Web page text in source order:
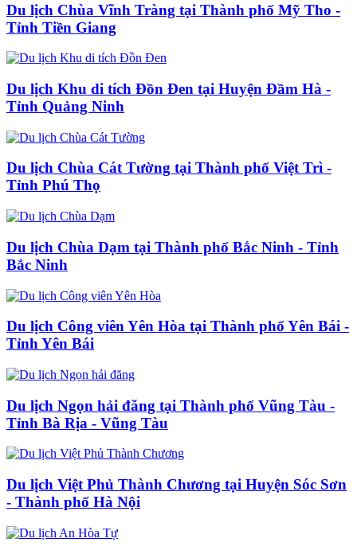
Du lịch Chùa Vĩnh Tràng tại Thành phố Mỹ Tho -
Tỉnh Tiền Giang
Du lịch Khu di tích Đồn Đen tại Huyện Đầm Hà -
Tỉnh Quảng Ninh
Du lịch Chùa Cát Tường tại Thành phố Việt Trì -
Tỉnh Phú Thọ
Du lịch Chùa Dạm tại Thành phố Bắc Ninh - Tỉnh
Bắc Ninh
Du lịch Công viên Yên Hòa tại Thành phố Yên Bái -
Tỉnh Yên Bái
Du lịch Ngọn hải đăng tại Thành phố Vũng Tàu -
Tỉnh Bà Rịa - Vũng Tàu
Du lịch Việt Phủ Thành Chương tại Huyện Sóc Sơn
- Thành phố Hà Nội